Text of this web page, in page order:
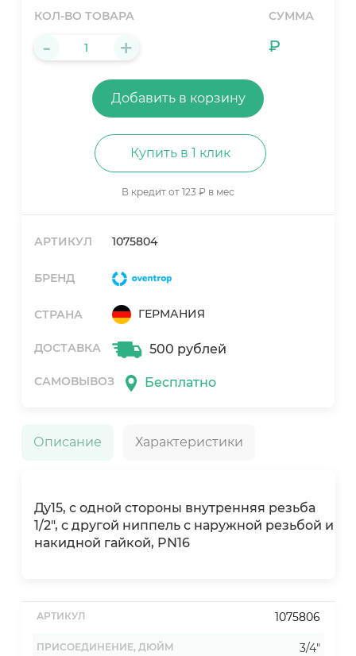
КОЛ-ВО ТОВАРА
- +
СУММА
₽
Добавить в корзину
Купить в 1 клик
В кредит от 123 ₽ в мес
АРТИКУЛ 1075804
БРЕНД
СТРАНА ГЕРМАНИЯ
ДОСТАВКА 500 рублей
САМОВЫВОЗ Бесплатно
Описание Характеристики
Ду15, с одной стороны внутренняя резьба
1/2", с другой ниппель с наружной резьбой и
накидной гайкой, PN16
1075806
3/4"